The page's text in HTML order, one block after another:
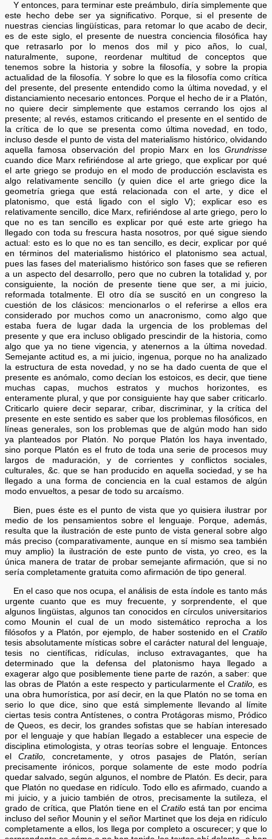
Y entonces, para terminar este preámbulo, diría simplemente que
este hecho debe ser ya significativo. Porque, si el presente de
nuestras ciencias lingüísticas, para retomar lo que acabo de decir,
es de este siglo, el presente de nuestra conciencia filosófica hay
que retrasarlo por lo menos dos mil y pico años, lo cual,
naturalmente, supone, reordenar multitud de conceptos que
tenemos sobre la historia y sobre la filosofía, y sobre la propia
actualidad de la filosofía. Y sobre lo que es la filosofía como crítica
del presente, del presente entendido como la última novedad, y el
distanciamiento necesario entonces. Porque el hecho de ir a Platón,
no quiere decir simplemente que estamos cerrando los ojos al
presente; al revés, estamos criticando el presente en el sentido de
la crítica de lo que se presenta como última novedad, en todo,
incluso desde el punto de vista del materialismo histórico, olvidando
aquella famosa observación del propio Marx en los Grundrisse
cuando dice Marx refiriéndose al arte griego, que explicar por qué
el arte griego se produjo en el modo de producción esclavista es
algo relativamente sencillo (y quien dice el arte griego dice la
geometría griega que está relacionada con el arte, y dice el
platonismo, que está ligado con el siglo V); explicar eso es
relativamente sencillo, dice Marx, refiriéndose al arte griego, pero lo
que no es tan sencillo es explicar por qué este arte griego ha
llegado con toda su frescura hasta nosotros, por qué sigue siendo
actual: esto es lo que no es tan sencillo, es decir, explicar por qué
en términos del materialismo histórico el platonismo sea actual,
pues las fases del materialismo histórico son fases que se refieren
a un aspecto del desarrollo, pero que no cubren la totalidad y, por
consiguiente, la noción de presente tiene que ser, a mi juicio,
reformada totalmente. El otro día se suscitó en un congreso la
cuestión de los clásicos: mencionarlos o el referirse a ellos era
considerado por muchos como un anacronismo, como algo que
estaba fuera de lugar dada la urgencia de los problemas del
presente y que era incluso obligado prescindir de la historia, como
algo que ya no tiene vigencia, y atenernos a la última novedad.
Semejante actitud es, a mi juicio, ingenua, porque no ha analizado
la estructura de esta novedad, y no se ha dado cuenta de que el
presente es anómalo, como decían los estoicos, es decir, que tiene
muchas capas, muchos estratos y muchos horizontes, es
enteramente plural, y que por consiguiente hay que saber criticarlo.
Criticarlo quiere decir separar, cribar, discriminar, y la crítica del
presente en este sentido es saber que los problemas filosóficos, en
líneas generales, son los problemas que de algún modo han sido
ya planteados por Platón. No porque Platón los haya inventado,
sino porque Platón es el fruto de toda una serie de procesos muy
largos de maduración, y de corrientes y conflictos sociales,
culturales, &c. que se han producido en aquella sociedad, y se ha
llegado a una forma de conciencia en la cual estamos de algún
modo envueltos, a pesar de todo su arcaísmo.
Bien, pues éste es el punto de vista que yo quisiera ilustrar por
medio de los pensamientos sobre el lenguaje. Porque, además,
resulta que la ilustración de este punto de vista general sobre algo
más preciso (comparativamente, aunque en sí mismo sea también
muy amplio) la ilustración de este punto de vista, yo creo, es la
única manera de tratar de probar semejante afirmación, que si no
sería completamente gratuita como afirmación de tipo general.
En el caso que nos ocupa, el análisis de esta índole es tanto más
urgente cuanto que es muy frecuente, y sorprendente, el que
algunos lingüistas, algunos tan conocidos en círculos universitarios
como Mounin el cual de un modo sistemático reprocha a los
filósofos y a Platón, por ejemplo, de haber sostenido en el Cratilo
tesis absolutamente místicas sobre el carácter natural del lenguaje,
tesis no científicas, ridículas, incluso extravagantes, que ha
determinado que la defensa del platonismo haya llegado a
exagerar algo que posiblemente tiene parte de razón, a saber: que
las obras de Platón a este respecto y particularmente el Cratilo, es
una obra humorística, por así decir, en la que Platón no se toma en
serio lo que dice, sino que está simplemente llevando al límite
ciertas tesis contra Antístenes, o contra Protágoras mismo, Pródico
de Queos, es decir, los grandes sofistas que se habían interesado
por el lenguaje y que habían llegado a establecer una especie de
disciplina etimologista, y otras teorías sobre el lenguaje. Entonces
elCratilo,
concretamente, y otros pasajes de Platón, serían
precisamente irónicos, porque solamente de este modo podría
quedar salvado, según algunos, el nombre de Platón. Es decir, para
que Platón no quedase en ridículo. Todo ello es afirmado, cuando a
mi juicio, y a juicio también de otros, precisamente la sutileza, el
grado de crítica, que Platón tiene en el Cratiloestá tan por encima
incluso del señor Mounin y el señor Martinet que los deja en ridículo
completamente a ellos, los llega por completo a oscurecer; y que lo